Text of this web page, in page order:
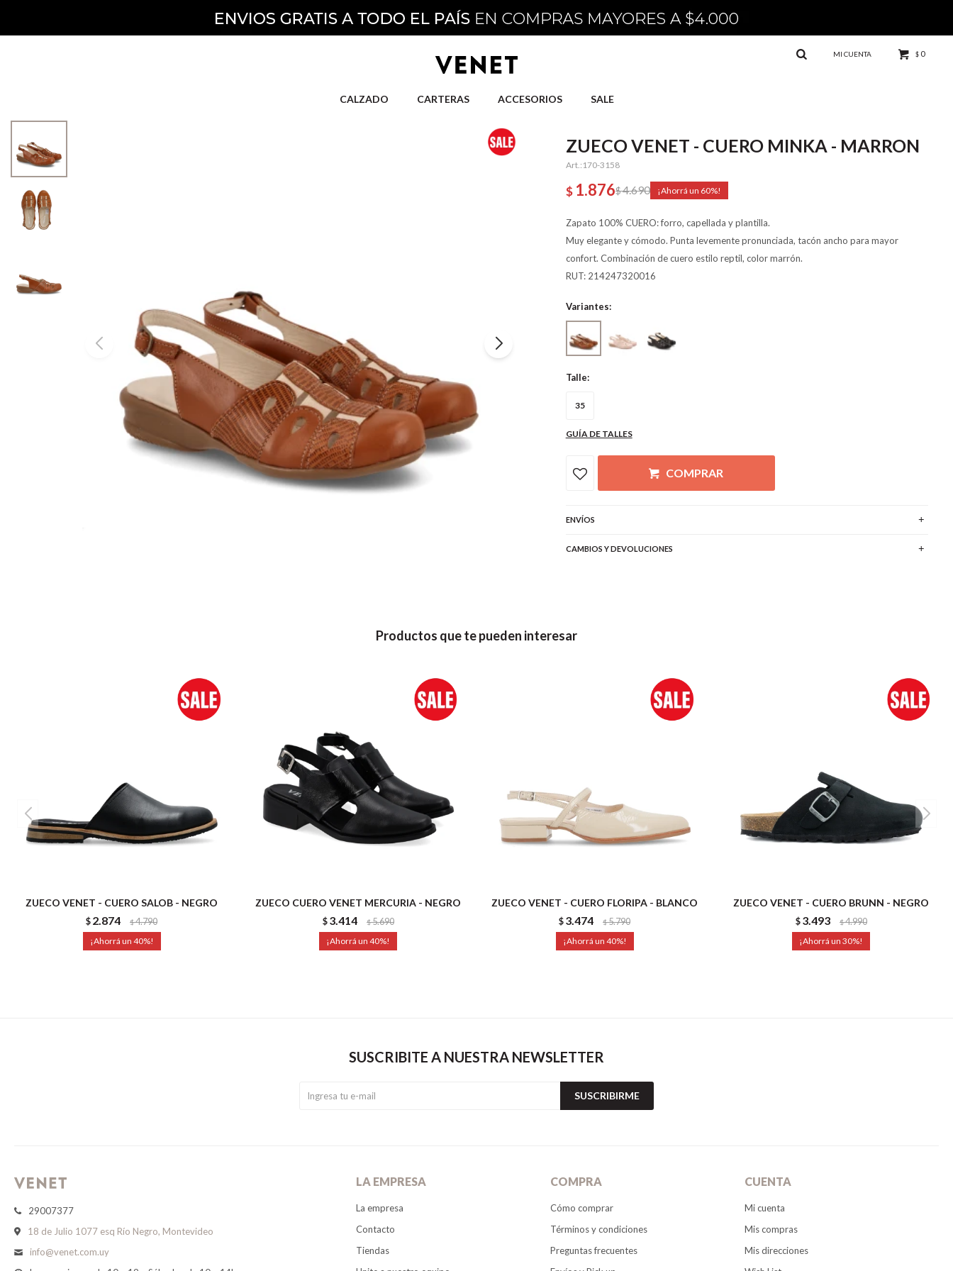
CALZADO CARTERAS ACCESORIOS SALE
$ 0
ZUECO VENET - CUERO MINKA - MARRON
170-3158
$ 1.876$4.690 60
Zapato 100% CUERO: forro, capellada y plantilla.
Muy elegante y cómodo. Punta levemente pronunciada, tacón ancho para mayor
confort. Combinación de cuero estilo reptil, color marrón.
RUT: 214247320016
Variantes:
Talle:
35
GUÍA DE TALLES
COMPRAR
ENVÍOS
CAMBIOS Y DEVOLUCIONES
Productos que te pueden interesar
ZUECO VENET - CUERO SALOB - NEGRO
$2.874 $4.790
40
ZUECO CUERO VENET MERCURIA - NEGRO
$ 3.414 $5.690
40
ZUECO VENET - CUERO FLORIPA - BLANCO
$3.474 $5.790
40
ZUECO VENET - CUERO BRUNN - NEGRO
$ 3.493 $4.990
30
29007377
18 de Julio 1077 esq Río Negro, Montevideo
info@venet.com.uy
LA EMPRESA
La empresa
Contacto
Tiendas
COMPRA
Cómo comprar
Términos y condiciones
Preguntas frecuentes
CUENTA
Mi cuenta
Mis compras
Mis direcciones
SUSCRIBITE A NUESTRA NEWSLETTER
SUSCRIBIRME